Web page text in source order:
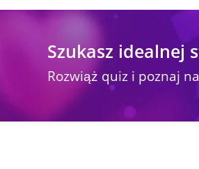
Szukasz idealnej
Rozwiąż quiz i poznaj